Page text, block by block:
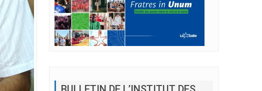
FRÈRES DES ÉCOLES